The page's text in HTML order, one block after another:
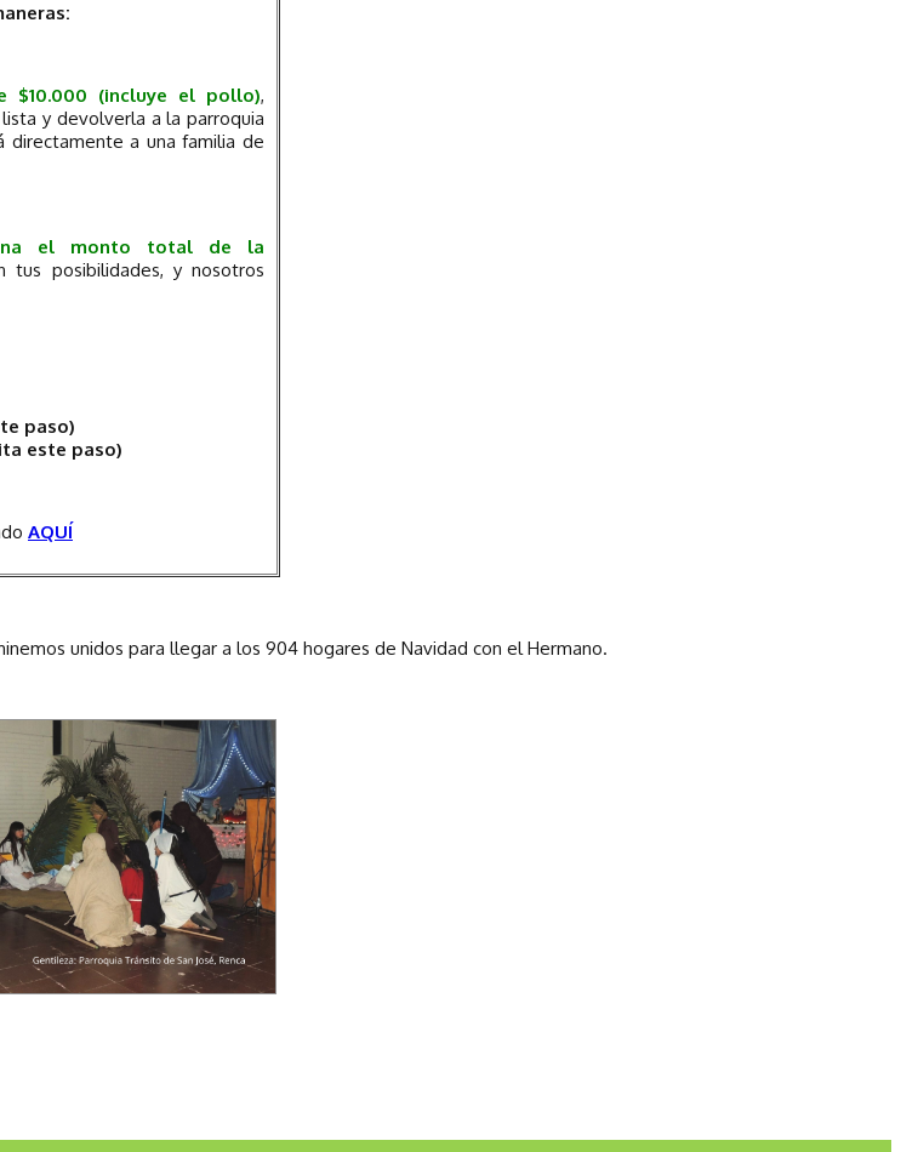
(incluye el pollo),
y devolverla a la parroquia
directamente a una familia de
el monto total de la
tus posibilidades, y nosotros
paso)
este paso)
AQUÍ
unidos para llegar a los 904 hogares de Navidad con el Hermano.